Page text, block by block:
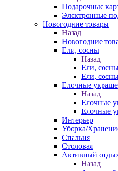
Подарочные
Электронные
Новогодние товары
Назад
Новогодние
Ели, сосны
Назад
Ели, сосны
Ели, сосны
Елочные
Назад
Елочные
Елочные
Интерьер
Уборка/
Спальня
Столовая
Активный
Назад